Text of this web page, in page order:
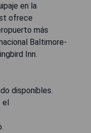
en la
ofrece
más
Baltimore-
Inn.
disponibles.
el